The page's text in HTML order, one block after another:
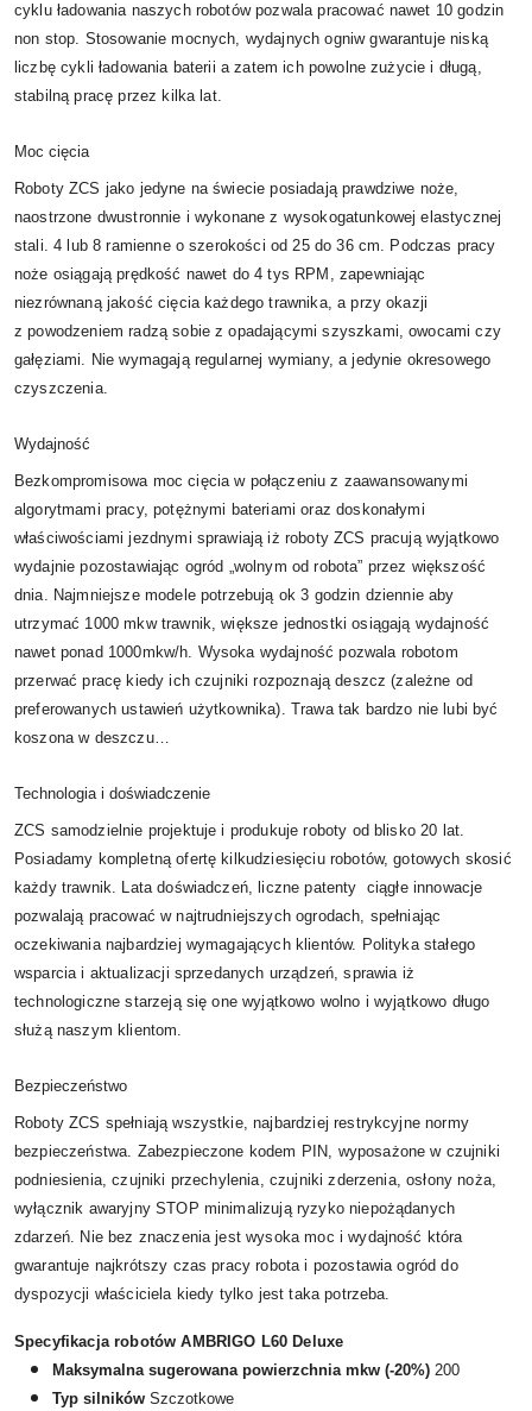
cyklu ładowania naszych robotów pozwala pracować nawet 10 godzin
non stop. Stosowanie mocnych, wydajnych ogniw gwarantuje niską
liczbę cykli ładowania baterii a zatem ich powolne zużycie i długą,
stabilną pracę przez kilka lat.
Moc cięcia
Roboty ZCS jako jedyne na świecie posiadają prawdziwe noże,
naostrzone dwustronnie i wykonane z wysokogatunkowej elastycznej
stali. 4 lub 8 ramienne o szerokości od 25 do 36 cm. Podczas pracy
noże osiągają prędkość nawet do 4 tys RPM, zapewniając
niezrównaną jakość cięcia każdego trawnika, a przy okazji
z powodzeniem radzą sobie z opadającymi szyszkami, owocami czy
gałęziami. Nie wymagają regularnej wymiany, a jedynie okresowego
czyszczenia.
Wydajność
Bezkompromisowa moc cięcia w połączeniu z zaawansowanymi
algorytmami pracy, potężnymi bateriami oraz doskonałymi
właściwościami jezdnymi sprawiają iż roboty ZCS pracują wyjątkowo
wydajnie pozostawiając ogród „wolnym od robota” przez większość
dnia. Najmniejsze modele potrzebują ok 3 godzin dziennie aby
utrzymać 1000 mkw trawnik, większe jednostki osiągają wydajność
nawet ponad 1000mkw/h. Wysoka wydajność pozwala robotom
przerwać pracę kiedy ich czujniki rozpoznają deszcz (zależne od
preferowanych ustawień użytkownika). Trawa tak bardzo nie lubi być
koszona w deszczu…
Technologia i doświadczenie
ZCS samodzielnie projektuje i produkuje roboty od blisko 20 lat.
Posiadamy kompletną ofertę kilkudziesięciu robotów, gotowych skosić
każdy trawnik. Lata doświadczeń, liczne patenty ciągłe innowacje
pozwalają pracować w najtrudniejszych ogrodach, spełniając
oczekiwania najbardziej wymagających klientów. Polityka stałego
wsparcia i aktualizacji sprzedanych urządzeń, sprawia iż
technologiczne starzeją się one wyjątkowo wolno i wyjątkowo długo
służą naszym klientom.
Bezpieczeństwo
Roboty ZCS spełniają wszystkie, najbardziej restrykcyjne normy
bezpieczeństwa. Zabezpieczone kodem PIN, wyposażone w czujniki
podniesienia, czujniki przechylenia, czujniki zderzenia, osłony noża,
wyłącznik awaryjny STOP minimalizują ryzyko niepożądanych
zdarzeń. Nie bez znaczenia jest wysoka moc i wydajność która
gwarantuje najkrótszy czas pracy robota i pozostawia ogród do
dyspozycji właściciela kiedy tylko jest taka potrzeba.
Specyfikacja robotów AMBRIGO L60 Deluxe
Maksymalna sugerowana powierzchnia mkw (-20%) 200
Typ silników Szczotkowe